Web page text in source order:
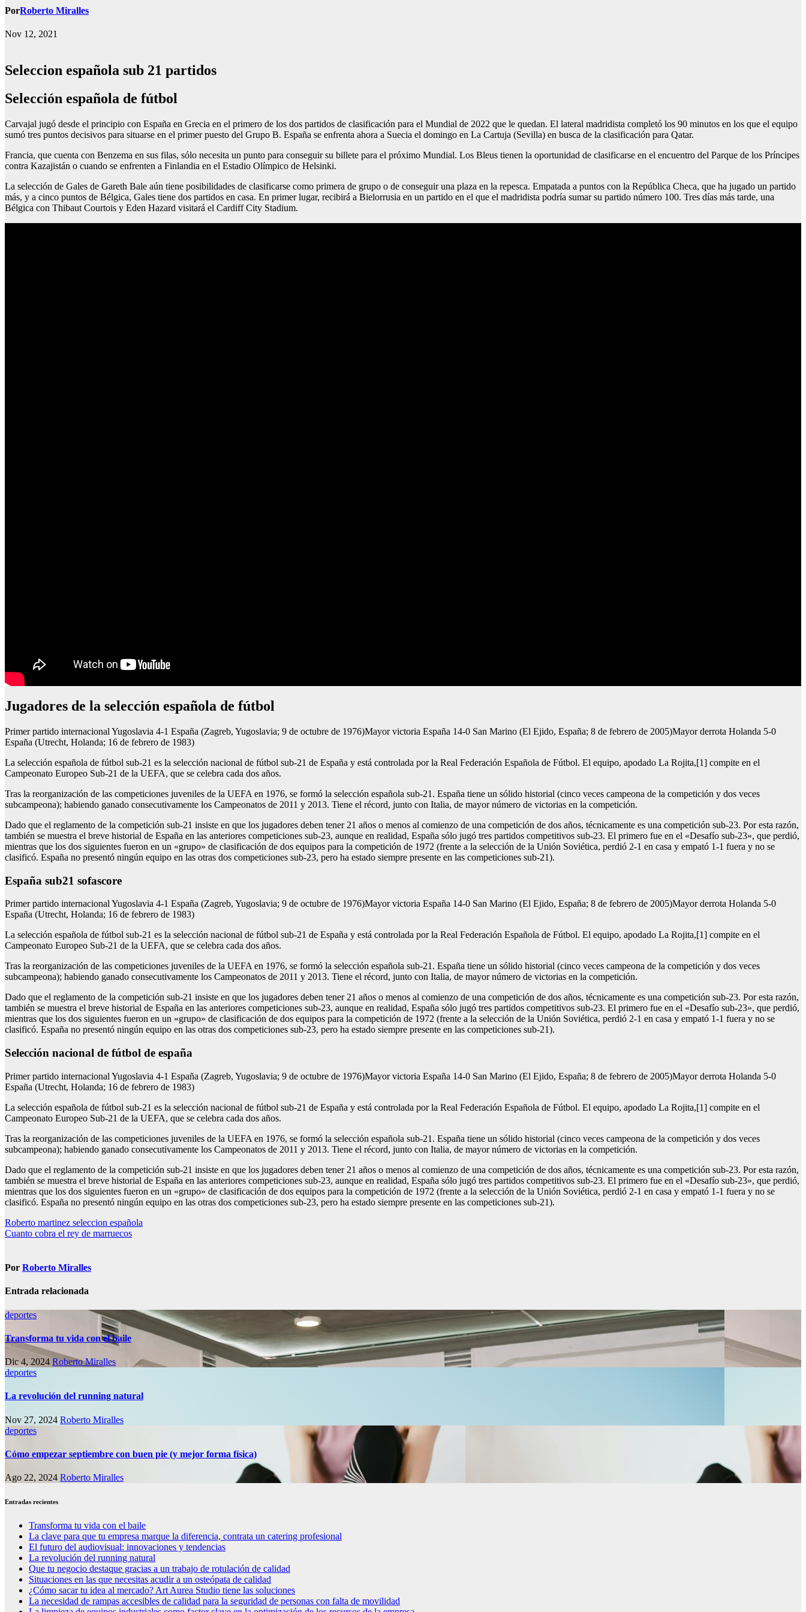
PorRoberto Miralles
Nov 12, 2021
Seleccion española sub 21 partidos
Selección española de fútbol
Carvajal jugó desde el principio con España en Grecia en el primero de los dos partidos de clasificación para el Mundial de 2022 que le quedan. El lateral madridista completó los 90 minutos en los que el equipo
sumó tres puntos decisivos para situarse en el primer puesto del Grupo B. España se enfrenta ahora a Suecia el domingo en La Cartuja (Sevilla) en busca de la clasificación para Qatar.
Francia, que cuenta con Benzema en sus filas, sólo necesita un punto para conseguir su billete para el próximo Mundial. Los Bleus tienen la oportunidad de clasificarse en el encuentro del Parque de los Príncipes
contra Kazajistán o cuando se enfrenten a Finlandia en el Estadio Olímpico de Helsinki.
La selección de Gales de Gareth Bale aún tiene posibilidades de clasificarse como primera de grupo o de conseguir una plaza en la repesca. Empatada a puntos con la República Checa, que ha jugado un partido
más, y a cinco puntos de Bélgica, Gales tiene dos partidos en casa. En primer lugar, recibirá a Bielorrusia en un partido en el que el madridista podría sumar su partido número 100. Tres días más tarde, una
Bélgica con Thibaut Courtois y Eden Hazard visitará el Cardiff City Stadium.
Jugadores de la selección española de fútbol
Primer partido internacional Yugoslavia 4-1 España (Zagreb, Yugoslavia; 9 de octubre de 1976)Mayor victoria España 14-0 San Marino (El Ejido, España; 8 de febrero de 2005)Mayor derrota Holanda 5-0
España (Utrecht, Holanda; 16 de febrero de 1983)
La selección española de fútbol sub-21 es la selección nacional de fútbol sub-21 de España y está controlada por la Real Federación Española de Fútbol. El equipo, apodado La Rojita,[1] compite en el
Campeonato Europeo Sub-21 de la UEFA, que se celebra cada dos años.
Tras la reorganización de las competiciones juveniles de la UEFA en 1976, se formó la selección española sub-21. España tiene un sólido historial (cinco veces campeona de la competición y dos veces
subcampeona); habiendo ganado consecutivamente los Campeonatos de 2011 y 2013. Tiene el récord, junto con Italia, de mayor número de victorias en la competición.
Dado que el reglamento de la competición sub-21 insiste en que los jugadores deben tener 21 años o menos al comienzo de una competición de dos años, técnicamente es una competición sub-23. Por esta razón,
también se muestra el breve historial de España en las anteriores competiciones sub-23, aunque en realidad, España sólo jugó tres partidos competitivos sub-23. El primero fue en el «Desafío sub-23», que perdió,
mientras que los dos siguientes fueron en un «grupo» de clasificación de dos equipos para la competición de 1972 (frente a la selección de la Unión Soviética, perdió 2-1 en casa y empató 1-1 fuera y no se
clasificó. España no presentó ningún equipo en las otras dos competiciones sub-23, pero ha estado siempre presente en las competiciones sub-21).
España sub21 sofascore
Primer partido internacional Yugoslavia 4-1 España (Zagreb, Yugoslavia; 9 de octubre de 1976)Mayor victoria España 14-0 San Marino (El Ejido, España; 8 de febrero de 2005)Mayor derrota Holanda 5-0
España (Utrecht, Holanda; 16 de febrero de 1983)
La selección española de fútbol sub-21 es la selección nacional de fútbol sub-21 de España y está controlada por la Real Federación Española de Fútbol. El equipo, apodado La Rojita,[1] compite en el
Campeonato Europeo Sub-21 de la UEFA, que se celebra cada dos años.
Tras la reorganización de las competiciones juveniles de la UEFA en 1976, se formó la selección española sub-21. España tiene un sólido historial (cinco veces campeona de la competición y dos veces
subcampeona); habiendo ganado consecutivamente los Campeonatos de 2011 y 2013. Tiene el récord, junto con Italia, de mayor número de victorias en la competición.
Dado que el reglamento de la competición sub-21 insiste en que los jugadores deben tener 21 años o menos al comienzo de una competición de dos años, técnicamente es una competición sub-23. Por esta razón,
también se muestra el breve historial de España en las anteriores competiciones sub-23, aunque en realidad, España sólo jugó tres partidos competitivos sub-23. El primero fue en el «Desafío sub-23», que perdió,
mientras que los dos siguientes fueron en un «grupo» de clasificación de dos equipos para la competición de 1972 (frente a la selección de la Unión Soviética, perdió 2-1 en casa y empató 1-1 fuera y no se
clasificó. España no presentó ningún equipo en las otras dos competiciones sub-23, pero ha estado siempre presente en las competiciones sub-21).
Selección nacional de fútbol de españa
Primer partido internacional Yugoslavia 4-1 España (Zagreb, Yugoslavia; 9 de octubre de 1976)Mayor victoria España 14-0 San Marino (El Ejido, España; 8 de febrero de 2005)Mayor derrota Holanda 5-0
España (Utrecht, Holanda; 16 de febrero de 1983)
La selección española de fútbol sub-21 es la selección nacional de fútbol sub-21 de España y está controlada por la Real Federación Española de Fútbol. El equipo, apodado La Rojita,[1] compite en el
Campeonato Europeo Sub-21 de la UEFA, que se celebra cada dos años.
Tras la reorganización de las competiciones juveniles de la UEFA en 1976, se formó la selección española sub-21. España tiene un sólido historial (cinco veces campeona de la competición y dos veces
subcampeona); habiendo ganado consecutivamente los Campeonatos de 2011 y 2013. Tiene el récord, junto con Italia, de mayor número de victorias en la competición.
Dado que el reglamento de la competición sub-21 insiste en que los jugadores deben tener 21 años o menos al comienzo de una competición de dos años, técnicamente es una competición sub-23. Por esta razón,
también se muestra el breve historial de España en las anteriores competiciones sub-23, aunque en realidad, España sólo jugó tres partidos competitivos sub-23. El primero fue en el «Desafío sub-23», que perdió,
mientras que los dos siguientes fueron en un «grupo» de clasificación de dos equipos para la competición de 1972 (frente a la selección de la Unión Soviética, perdió 2-1 en casa y empató 1-1 fuera y no se
clasificó. España no presentó ningún equipo en las otras dos competiciones sub-23, pero ha estado siempre presente en las competiciones sub-21).
Navegación
de
Roberto martinez seleccion española
Cuanto cobra el rey de marruecos
Por Roberto Miralles
Entrada relacionada
deportes
Transforma tu vida con el baile
Dic 4, 2024 Roberto Miralles
deportes
La revolución del running natural
Nov 27, 2024 Roberto Miralles
deportes
Cómo empezar septiembre con buen pie (y mejor forma física)
Ago 22, 2024 Roberto Miralles
Entradas recientes
Transforma tu vida con el baile
La clave para que tu empresa marque la diferencia, contrata un catering profesional
El futuro del audiovisual: innovaciones y tendencias
La revolución del running natural
Que tu negocio destaque gracias a un trabajo de rotulación de calidad
Situaciones en las que necesitas acudir a un osteópata de calidad
¿Cómo sacar tu idea al mercado? Art Aurea Studio tiene las soluciones
La necesidad de rampas accesibles de calidad para la seguridad de personas con falta de movilidad